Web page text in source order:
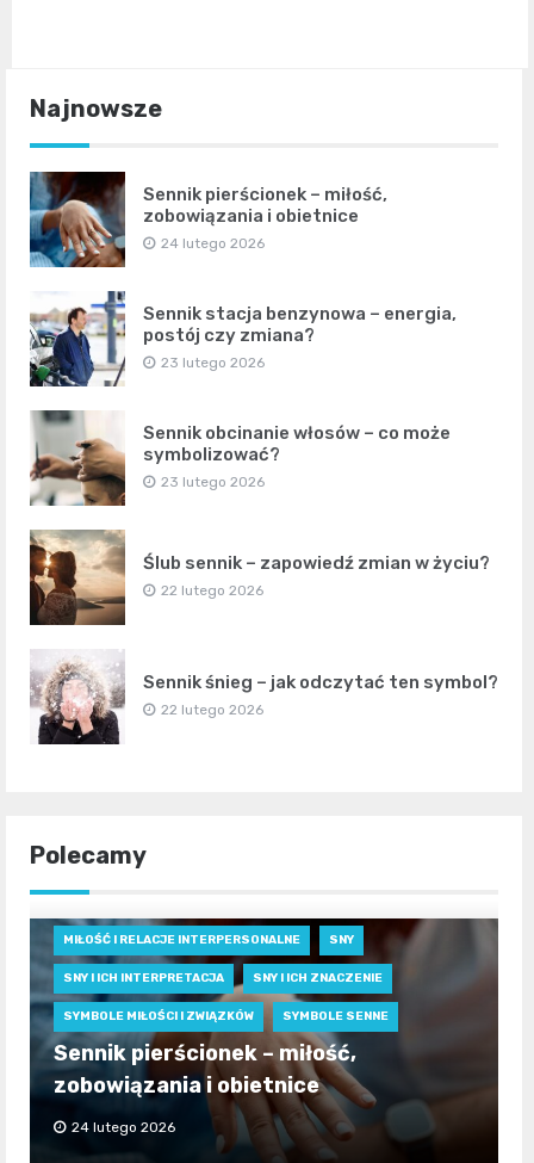
Najnowsze
Sennik pierścionek – miłość,
zobowiązania i obietnice
24 lutego 2026
Sennik stacja benzynowa – energia,
postój czy zmiana?
23 lutego 2026
Sennik obcinanie włosów – co może
symbolizować?
23 lutego 2026
Ślub sennik – zapowiedź zmian w życiu?
22 lutego 2026
Sennik śnieg – jak odczytać ten symbol?
22 lutego 2026
Polecamy
MIŁOŚĆ I RELACJE INTERPERSONALNE SNY
SNY I ICH INTERPRETACJA SNY I ICH ZNACZENIE
SYMBOLE MIŁOŚCI I ZWIĄZKÓW SYMBOLE SENNE
Sennik pierścionek – miłość,
zobowiązania i obietnice
24 lutego 2026